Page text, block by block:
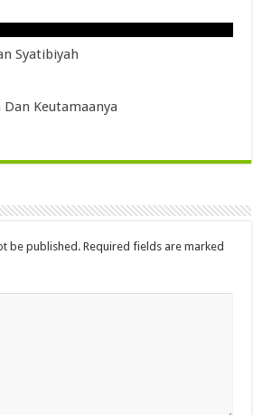
Syatibiyah
Keutamaanya
be published. Required fields are marked